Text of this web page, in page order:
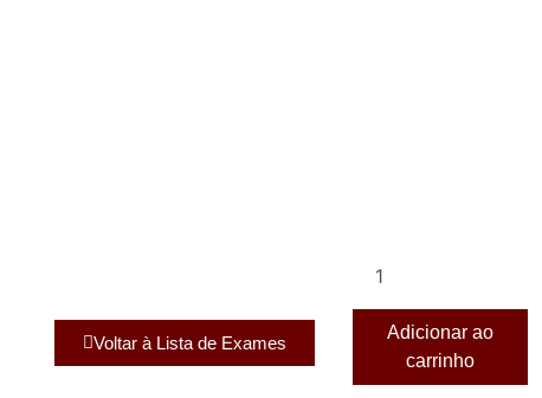
Voltar à Lista de Exames
Adicionar ao
carrinho